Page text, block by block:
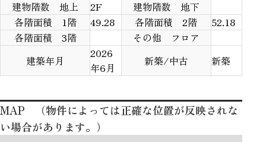
建物階数 地上 2F
建物階数 地下
各階面積 1階
49.28 各階面積 2階
52.18
各階面積 3階
その他 フロア
建築年月
2026
年6月
新築/中古 新築
MAP （物件によっては正確な位置が反映されな
い場合があります。）